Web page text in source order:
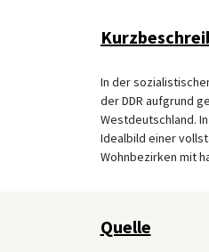
In der
der DDR aufgrund
Westdeutschland.
Idealbild einer
Wohnbezirken mit
Quelle